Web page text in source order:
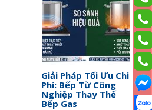
Giải Pháp Tối Ưu Chi
Phí: Bếp Từ Công
Nghiệp Thay Thế
Bếp Gas